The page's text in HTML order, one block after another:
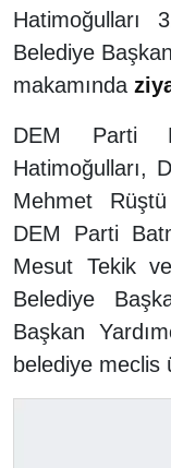
Hatimoğulları
Belediye
makamında
DEM Parti
Hatimoğulları,
Mehmet
DEM Parti
Mesut Tekik
Belediye
Başkan
belediye meclis